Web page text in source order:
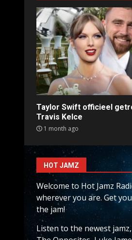
Taylor Swift officieel
Travis Kelce
1 month ago
HOT JAMZ
Welcome to Hot Jamz
wherever you are. Get
the jam!
Listen to the newest